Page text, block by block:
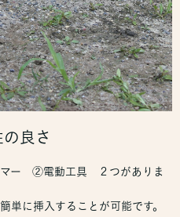
良さ
マー ②電動工具 ２つがありま
単に挿入することが可能です。